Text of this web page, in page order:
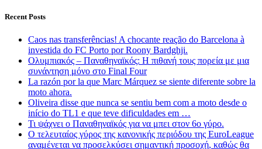
Recent Posts
Caos nas transferências! A chocante reação do Barcelona à
investida do FC Porto por Roony Bardghji.
Ολυμπιακός – Παναθηναϊκός: Η πιθανή τους πορεία με μια
συνάντηση μόνο στο Final Four
La razón por la que Marc Márquez se siente diferente sobre la
moto ahora.
Oliveira disse que nunca se sentiu bem com a moto desde o
início do TL1 e que teve dificuldades em …
Τι ψάχνει ο Παναθηναϊκός για να μπει στον 6ο γύρο.
Ο τελευταίος γύρος της κανονικής περιόδου της EuroLeague
αναμένεται να προσελκύσει σημαντική προσοχή, καθώς θα